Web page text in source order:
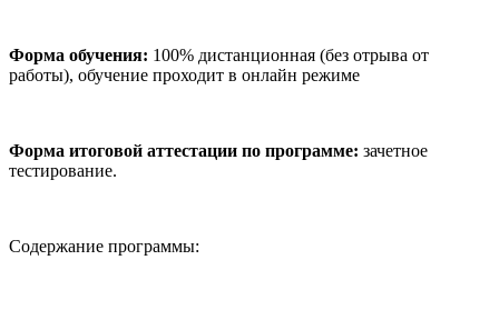
Форма обучения: 100% дистанционная (без отрыва от
работы), обучение проходит в онлайн режиме
Форма итоговой аттестации по программе: зачетное
тестирование.
Содержание программы: